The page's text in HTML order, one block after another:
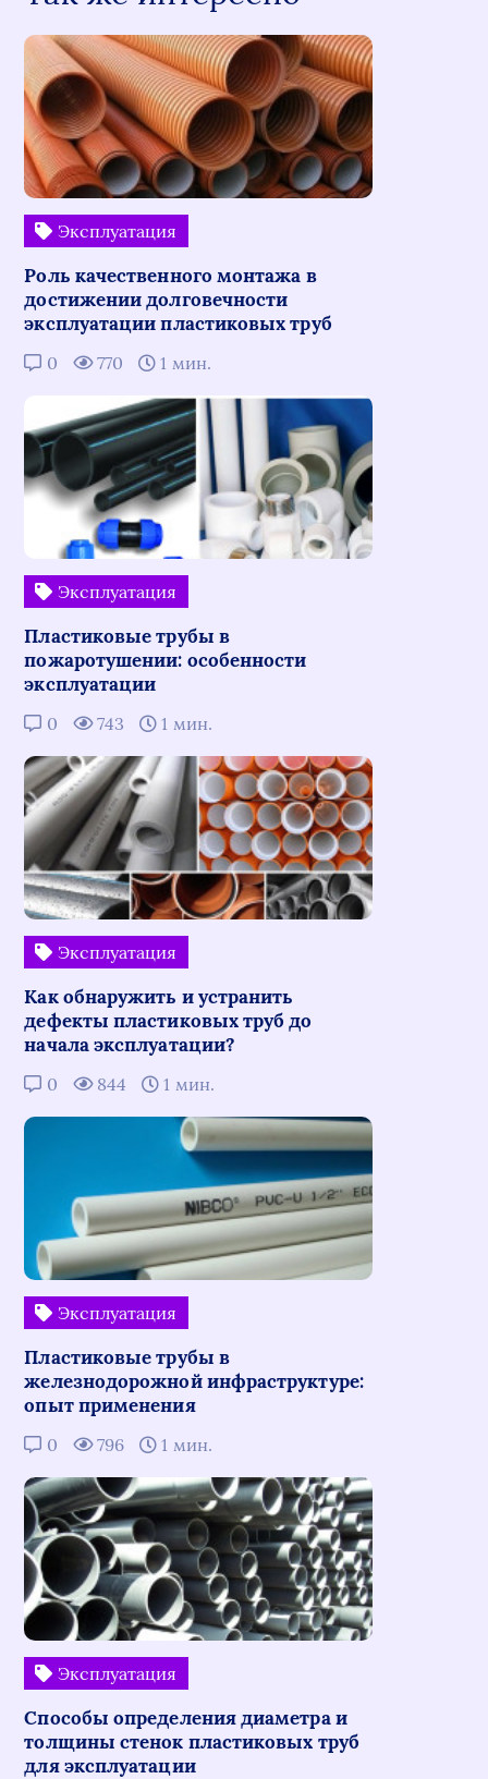
Эксплуатация
Роль качественного монтажа в
достижении долговечности
эксплуатации пластиковых труб
0 770 1 мин.
Эксплуатация
Пластиковые трубы в
пожаротушении: особенности
эксплуатации
0 743 1 мин.
Эксплуатация
Как обнаружить и устранить
дефекты пластиковых труб до
начала эксплуатации?
0 844 1 мин.
Эксплуатация
Пластиковые трубы в
железнодорожной инфраструктуре:
опыт применения
0 796 1 мин.
Эксплуатация
Способы определения диаметра и
толщины стенок пластиковых труб
для эксплуатации